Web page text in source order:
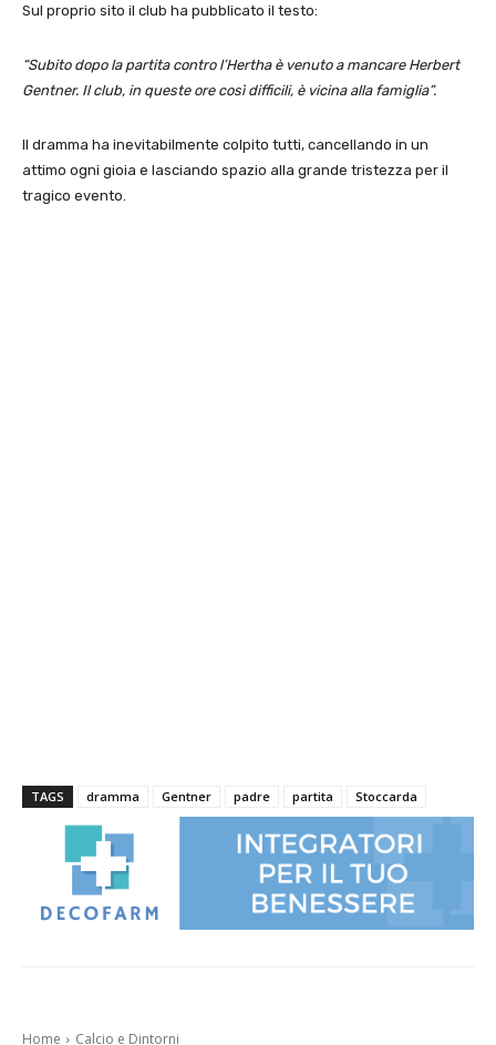
Sul proprio sito il club ha pubblicato il testo:
“Subito dopo la partita contro l’Hertha è venuto a mancare Herbert
Gentner. Il club, in queste ore così difficili, è vicina alla famiglia”.
Il dramma ha inevitabilmente colpito tutti, cancellando in un
attimo ogni gioia e lasciando spazio alla grande tristezza per il
tragico evento.
TAGS dramma Gentner padre partita Stoccarda